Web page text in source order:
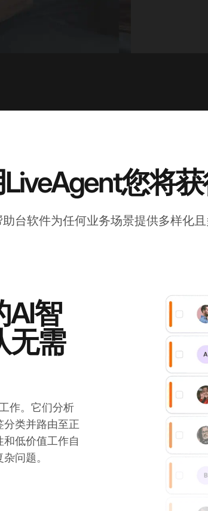
您将
台软件为任何业务场景提供多样化且
AI智
需
作。它们分析
分类并路由至正
低价值工作自
问题。